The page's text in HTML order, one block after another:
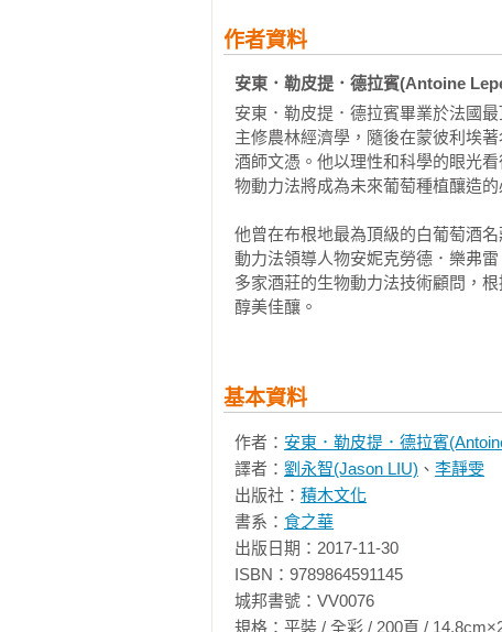
Q29在生物動力法誕生時期，歐洲農
Q30生物動力法的字面意義為何？
Q31「給農耕者的課程」到底教了些
Q32生物動力法是邪教嗎？
Q33魯道夫．史坦勒生前愛喝葡萄酒
Q34何謂「歌德堂」？
Q35繼生物動力法之後，未來葡萄樹
結論
參考書目
延，因而本書的出版至關重要。
本書首先以簡潔的方式與謙虛的
多的酒農，發覺此農法可重新搭起
土潛能。藉由生物動力法的施行，
（Le Jardin de la foi）一書寫道：「
還有誰比安東．勒皮提．德拉賓
子。我多年的經驗告訴我，外來的
「巴黎綜合理工學院」，成績優異
他完整地吸收了科學所教授的知
酒，然而即便在多年的科學經驗積
遠超出我們所能夠理解和分析的。
具備的最根本條件。安東耐心與仔
酒愛好者、酒農、侍酒師，以及其
物動力法一向被漠視，現在終於有
寫於Domaine de la Romanée-
作者資料
安東．勒皮提．德拉賓(Antoine
安東．勒皮提．德拉賓畢業於法國
主修農林經濟學，隨後在蒙彼利埃
酒師文憑。他以理性和科學的眼光
物動力法將成為未來葡萄種植釀造的
他曾在布根地最為頂級的白葡萄酒
動力法領導人物安妮克勞德．樂弗
多家酒莊的生物動力法技術顧問，
醇美佳釀。
基本資料
作者： 安東．勒皮提．德拉賓
譯者： 劉永智(Jason LIU) 、 李靜雯
出版社： 積木文化
書系： 食之華
出版日期：2017-11-30
ISBN：9789864591145
城邦書號：VV0076
規格：平裝 / 全彩 / 200頁 /